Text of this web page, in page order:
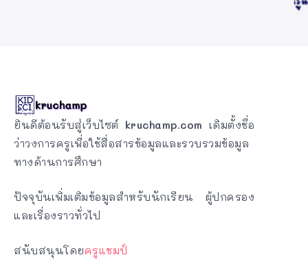
ยินดีต้อนรับสู่เว็บไซต์ kruchamp.com เดิมตั้งชื่อ
ว่าวงการครูเพื่อใช้สื่อสารข้อมูลและรวบรวมข้อมูล
ทางด้านการศึกษา
ปัจจุบันเพิ่มเติมข้อมูลสำหรับนักเรียน ผู้ปกครอง
และเรื่องราวทั่วไป
สนับสนุนโดยครูแชมป์